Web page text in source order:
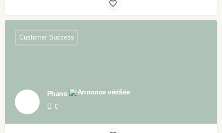
Phano
€
Customer Success